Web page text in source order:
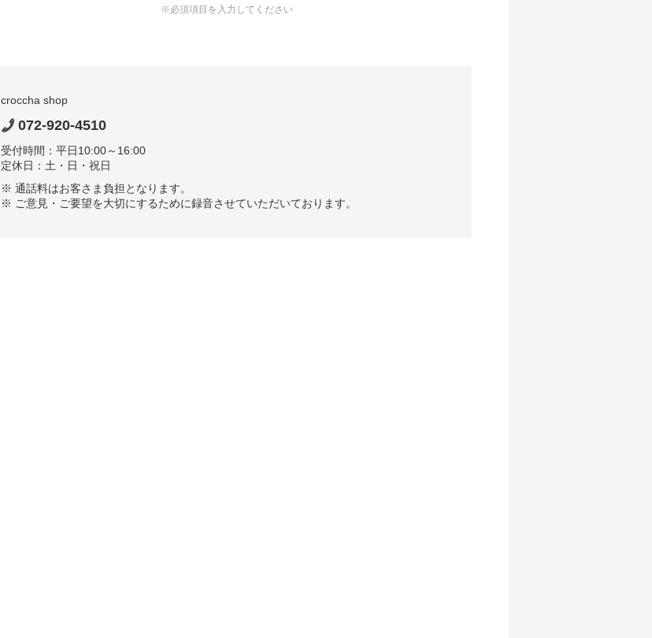
※必須項目を入力してください
croccha shop
072-920-4510
受付時間：平日10:00～16:00
定休日：土・日・祝日
※ 通話料はお客さま負担となります。
※ ご意見・ご要望を大切にするために録音させていただいております。